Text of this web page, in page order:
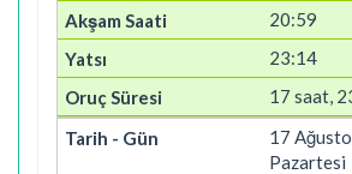
20:59
23:14
17 saat,
17
Pazartesi